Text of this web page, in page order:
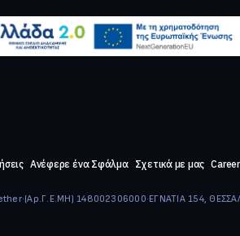
Ανέφερε ένα Σφάλμα Σχετικά με μας
·(Αρ.Γ.Ε.ΜΗ) 148002306000·ΕΓΝΑΤΙΑ 154,